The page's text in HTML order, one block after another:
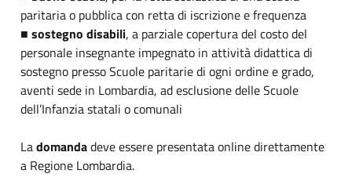
paritaria o pubblica con retta di iscrizione e frequenza
■ sostegno disabili, a parziale copertura del costo del
personale insegnante impegnato in attività didattica di
sostegno presso Scuole paritarie di ogni ordine e grado,
aventi sede in Lombardia, ad esclusione delle Scuole
dell’Infanzia statali o comunali
Ladomandadeve essere presentata online direttamente
a Regione Lombardia.